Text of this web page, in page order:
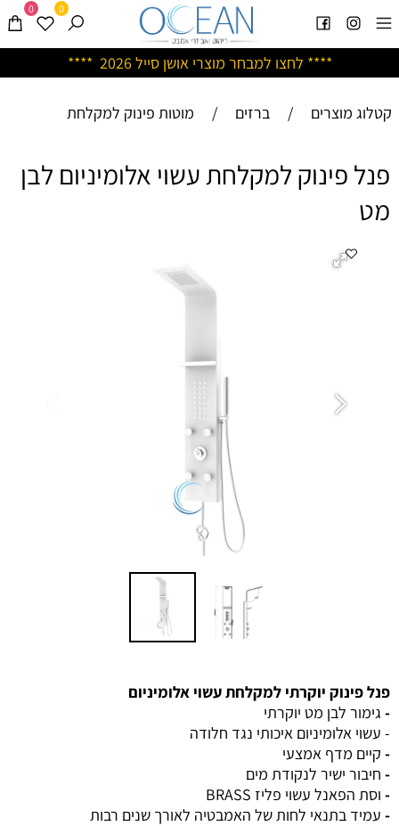
**** לחצו למבחר מוצרי אושן סייל 2026 ****
0 0
קטלוג מוצרים / ברזים / מוטות פינוק למקלחת
פנל פינוק למקלחת עשוי אלומיניום לבן
מט
פנל פינוק יוקרתי למקלחת עשוי אלומיניום
- גימור לבן מט יוקרתי
- עשוי אלומיניום איכותי נגד חלודה
- קיים מדף אמצעי
- חיבור ישיר לנקודת מים
- וסת הפאנל עשוי פליז BRASS
- עמיד בתנאי לחות של האמבטיה לאורך שנים רבות